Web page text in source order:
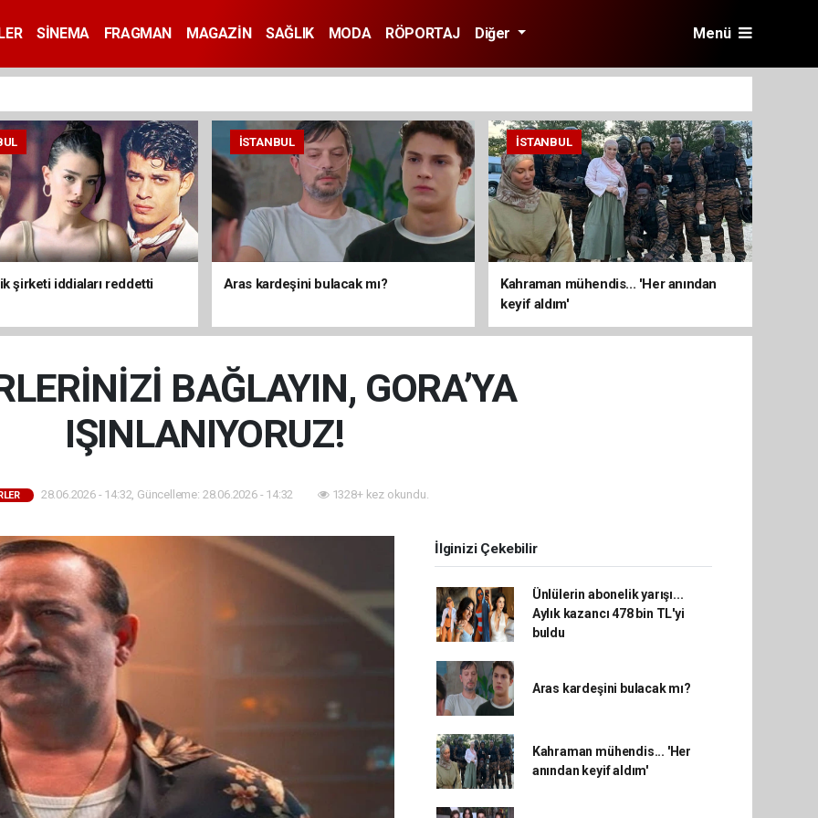
SİNEMA FRAGMAN MAGAZİN SAĞLIK MODA RÖPORTAJ Diğer Menü
şirketi iddiaları reddetti
İSTANBUL
Aras kardeşini bulacak mı?
İSTANBUL
Kahraman mühendis... 'Her anından
keyif aldım'
BAĞLAYIN, GORA’YA
IŞINLANIYORUZ!
28.06.2026 - 14:32, Güncelleme: 28.06.2026 - 14:32 1328+ kez okundu.
İlginizi Çekebilir
Ünlülerin abonelik yarışı...
Aylık kazancı 478 bin TL'yi
buldu
Aras kardeşini bulacak mı?
Kahraman mühendis... 'Her
anından keyif aldım'